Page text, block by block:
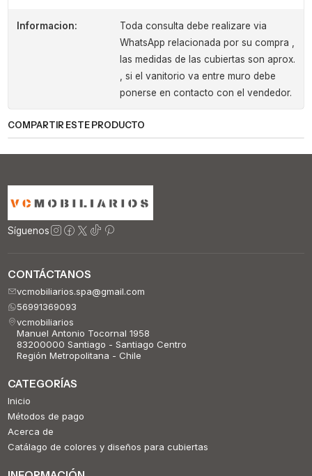
Informacion:
Toda consulta debe realizare via
WhatsApp relacionada por su compra ,
las medidas de las cubiertas son aprox.
, si el vanitorio va entre muro debe
ponerse en contacto con el vendedor.
COMPARTIR ESTE PRODUCTO
Síguenos
CONTÁCTANOS
vcmobiliarios.spa@gmail.com
56991369093
vcmobiliarios
Manuel Antonio Tocornal 1958
83200000 Santiago - Santiago Centro
Región Metropolitana - Chile
CATEGORÍAS
Inicio
Métodos de pago
Acerca de
Catálago de colores y diseños para cubiertas